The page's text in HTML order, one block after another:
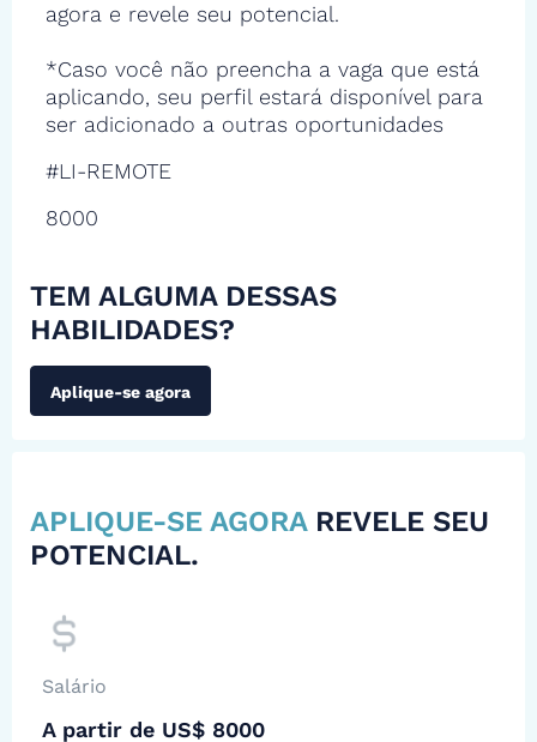
agora e revele seu potencial.
*Caso você não preencha a vaga que está
aplicando, seu perfil estará disponível para
ser adicionado a outras oportunidades
#LI-REMOTE
8000
TEM ALGUMA DESSAS
HABILIDADES?
Aplique-se agora
APLIQUE-SE AGORA REVELE SEU
POTENCIAL.
Salário
A partir de US$ 8000